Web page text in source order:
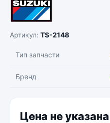
Артикул: TS-2148
Тип запчасти
Бренд
Цена не указана